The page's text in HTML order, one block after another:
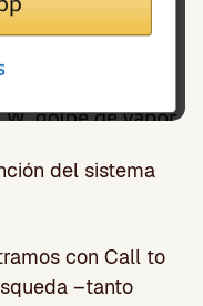
del sistema
con Call to
–tanto